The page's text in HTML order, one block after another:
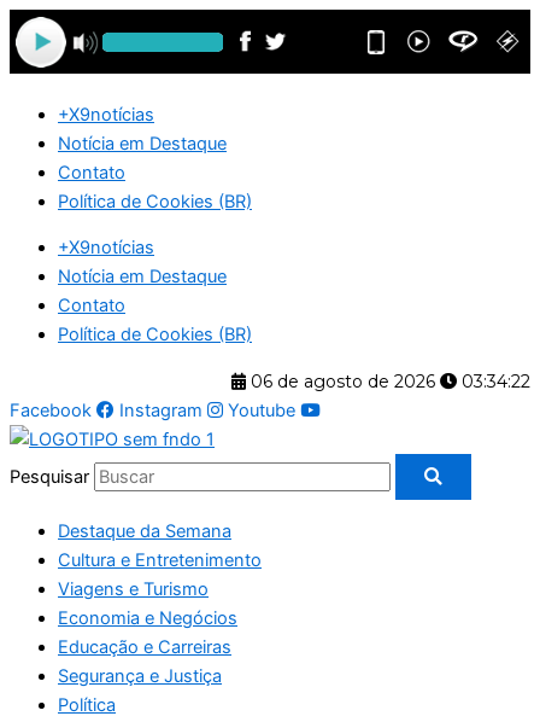
Ir
para
o
+X9notícias
Notícia em Destaque
Contato
Política de Cookies (BR)
+X9notícias
Notícia em Destaque
Contato
Política de Cookies (BR)
06 de agosto de 2026
03:34:23
Facebook
Instagram Youtube
Pesquisar
Destaque da Semana
Cultura e Entretenimento
Viagens e Turismo
Economia e Negócios
Educação e Carreiras
Segurança e Justiça
Política